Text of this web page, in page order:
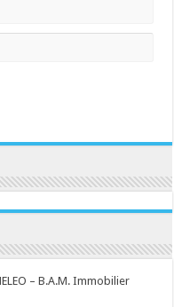
– B.A.M. Immobilier